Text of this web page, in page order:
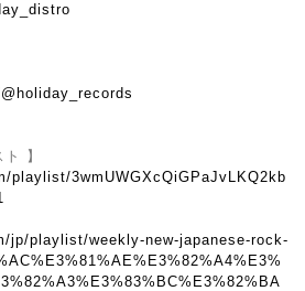
】
playlist/3wmUWGXcQiGPaJvLKQ2kb
jp/playlist/weekly-new-japanese-rock-